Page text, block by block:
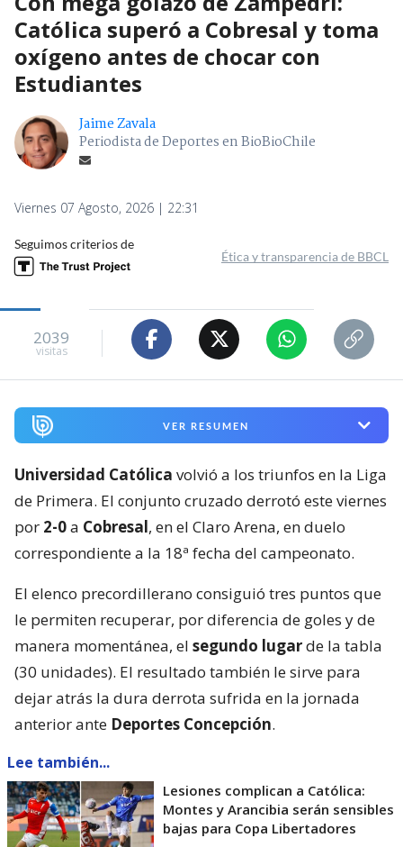
Católica superó a Cobresal y toma
oxígeno antes de chocar con
Estudiantes
Jaime Zavala
Periodista de Deportes en BioBioChile
Viernes 07 Agosto, 2026 | 22:31
Seguimos criterios de
Ética y transparencia de BBCL
2039
visitas
VER RESUMEN
Universidad Católica volvió a los triunfos en la Liga
de Primera. El conjunto cruzado derrotó este viernes
por 2-0a Cobresal, en el Claro Arena, en duelo
correspondiente a la 18ª fecha del campeonato.
El elenco precordillerano consiguió tres puntos que
le permiten recuperar, por diferencia de goles y de
manera momentánea, el segundo lugarde la tabla
(30 unidades). El resultado también le sirve para
dejar atrás la dura derrota sufrida en la jornada
anterior ante Deportes Concepción.
Lee también...
Lesiones complican a Católica:
Montes y Arancibia serán sensibles
bajas para Copa Libertadores